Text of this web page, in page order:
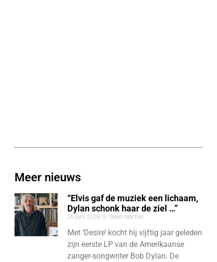
Meer nieuws
“Elvis gaf de muziek een lichaam,
Dylan schonk haar de ziel …”
26 juni 2026 Geen reacties
Met ‘Desire’ kocht hij vijftig jaar geleden
zijn eerste LP van de Amerikaanse
zanger-songwriter Bob Dylan. De